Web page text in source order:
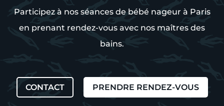
Participez à nos séances de bébé nageur à Paris
en prenant rendez-vous avec nos maîtres des
bains.
CONTACT PRENDRE RENDEZ-VOUS